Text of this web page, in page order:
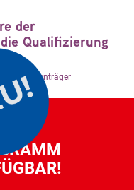
der
Qualifizierung
Gütezeichenträger